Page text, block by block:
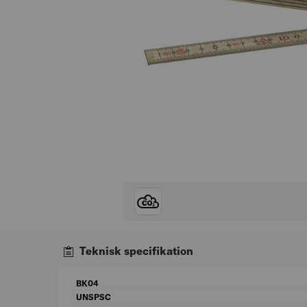
Teknisk specifikation
BK04
UNSPSC